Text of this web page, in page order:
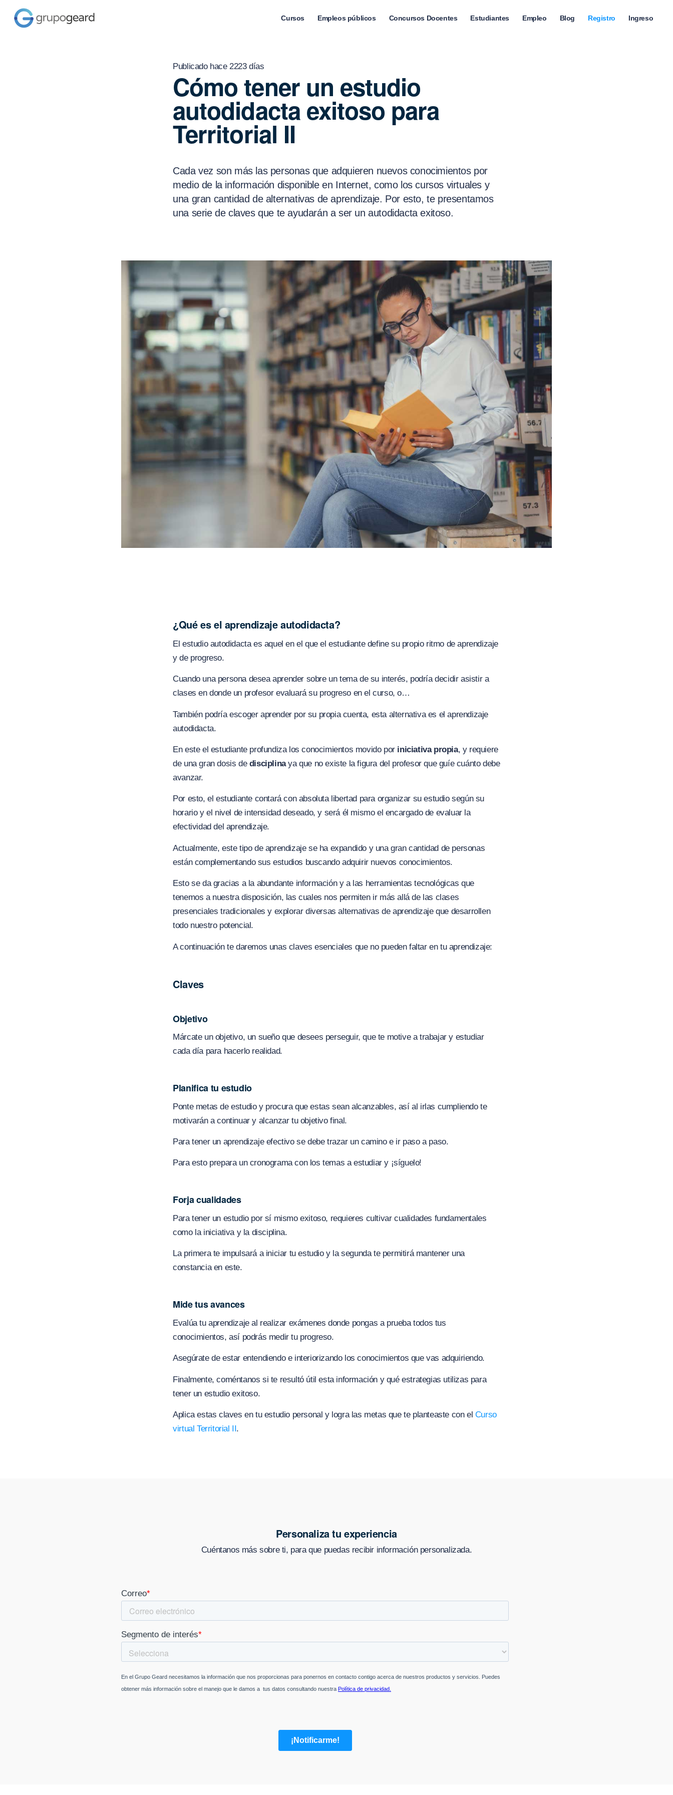
Cursos Empleos públicos Concursos Docentes Estudiantes Empleo Blog Registro Ingreso
Publicado hace 2223 días
Cómo tener un estudio
autodidacta exitoso para
Territorial II
Cada vez son más las personas que adquieren nuevos conocimientos por
medio de la información disponible en Internet, como los cursos virtuales y
una gran cantidad de alternativas de aprendizaje. Por esto, te presentamos
una serie de claves que te ayudarán a ser un autodidacta exitoso.
¿Qué es el aprendizaje autodidacta?
El estudio autodidacta es aquel en el que el estudiante define su propio ritmo de aprendizaje
y de progreso.
Cuando una persona desea aprender sobre un tema de su interés, podría decidir asistir a
clases en donde un profesor evaluará su progreso en el curso, o…
También podría escoger aprender por su propia cuenta, esta alternativa es el aprendizaje
autodidacta.
En este el estudiante profundiza los conocimientos movido por iniciativa propia, y requiere
de una gran dosis de disciplinaya que no existe la figura del profesor que guíe cuánto debe
avanzar.
Por esto, el estudiante contará con absoluta libertad para organizar su estudio según su
horario y el nivel de intensidad deseado, y será él mismo el encargado de evaluar la
efectividad del aprendizaje.
Actualmente, este tipo de aprendizaje se ha expandido y una gran cantidad de personas
están complementando sus estudios buscando adquirir nuevos conocimientos.
Esto se da gracias a la abundante información y a las herramientas tecnológicas que
tenemos a nuestra disposición, las cuales nos permiten ir más allá de las clases
presenciales tradicionales y explorar diversas alternativas de aprendizaje que desarrollen
todo nuestro potencial.
A continuación te daremos unas claves esenciales que no pueden faltar en tu aprendizaje:
Claves
Objetivo
Márcate un objetivo, un sueño que desees perseguir, que te motive a trabajar y estudiar
cada día para hacerlo realidad.
Planifica tu estudio
Ponte metas de estudio y procura que estas sean alcanzables, así al irlas cumpliendo te
motivarán a continuar y alcanzar tu objetivo final.
Para tener un aprendizaje efectivo se debe trazar un camino e ir paso a paso.
Para esto prepara un cronograma con los temas a estudiar y ¡síguelo!
Forja cualidades
Para tener un estudio por sí mismo exitoso, requieres cultivar cualidades fundamentales
como la iniciativa y la disciplina.
La primera te impulsará a iniciar tu estudio y la segunda te permitirá mantener una
constancia en este.
Mide tus avances
Evalúa tu aprendizaje al realizar exámenes donde pongas a prueba todos tus
conocimientos, así podrás medir tu progreso.
Asegúrate de estar entendiendo e interiorizando los conocimientos que vas adquiriendo.
Finalmente, coméntanos si te resultó útil esta información y qué estrategias utilizas para
tener un estudio exitoso.
Aplica estas claves en tu estudio personal y logra las metas que te planteaste con el Curso
virtual Territorial II.
Personaliza tu experiencia
Cuéntanos más sobre ti, para que puedas recibir información personalizada.